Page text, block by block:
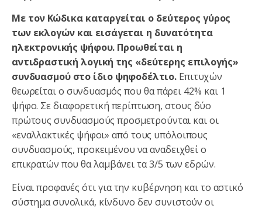
Με τον Κώδικα καταργείται ο δεύτερος γύρος
των εκλογών και εισάγεται η δυνατότητα
ηλεκτρονικής ψήφου. Προωθείται η
αντιδραστική λογική της «δεύτερης επιλογής»
συνδυασμού στο ίδιο ψηφοδέλτιο. Επιτυχών
θεωρείται ο συνδυασμός που θα πάρει 42% και 1
ψήφο. Σε διαφορετική περίπτωση, στους δύο
πρώτους συνδυασμούς προσμετρούνται και οι
«εναλλακτικές ψήφοι» από τους υπόλοιπους
συνδυασμούς, προκειμένου να αναδειχθεί ο
επικρατών που θα λαμβάνει τα 3/5 των εδρών.
Είναι προφανές ότι για την κυβέρνηση και το αστικό
σύστημα συνολικά, κίνδυνο δεν συνιστούν οι